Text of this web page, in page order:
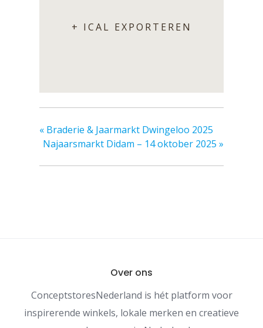
+ ICAL EXPORTEREN
« Braderie & Jaarmarkt Dwingeloo 2025
Najaarsmarkt Didam – 14 oktober 2025 »
Over ons
ConceptstoresNederland is hét platform voor
inspirerende winkels, lokale merken en creatieve